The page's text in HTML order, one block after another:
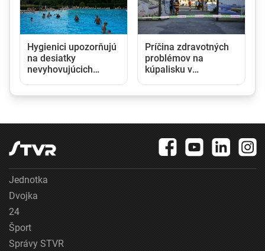
Hygienici upozorňujú
na desiatky
nevyhovujúcich
Príčina zdravotných
problémov na
kúpalisku v
Jednotka
Dvojka
24
Šport
Správy STVR